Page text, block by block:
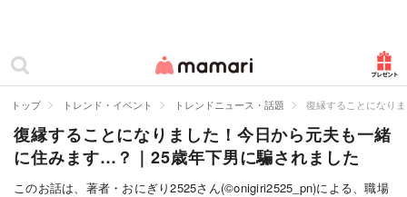
ママリ
カテゴリー一覧
妊娠
出産
トップ トレンド・イベント トレンドニュース・話題 復縁することになり
復縁することになりました！今日から元夫も一緒
に住みます…？｜25歳年下男に騙されました
このお話は、著者・おにぎり2525さん(©onigiri2525_pn)による、職場